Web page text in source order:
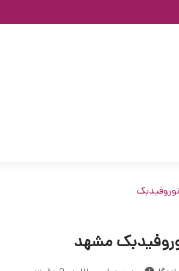
نوروفیدبک
مشهد